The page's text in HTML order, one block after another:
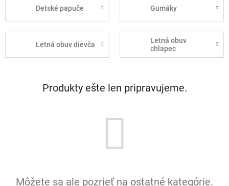
Detské papuče Gumáky
Letná obuv dievča
Letná obuv
chlapec
Produkty ešte len pripravujeme.
Môžete sa ale pozrieť na ostatné kategórie.